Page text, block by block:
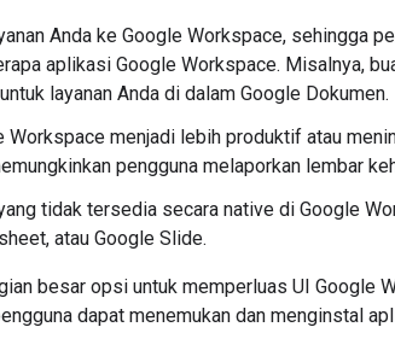
Anda ke Google Workspace, sehingga
aplikasi Google Workspace. Misalnya,
layanan Anda di dalam Google Dokumen.
Workspace menjadi lebih produktif atau
pengguna melaporkan lembar
tidak tersedia secara native di Google
atau Google Slide.
besar opsi untuk memperluas UI Google
dapat menemukan dan menginstal